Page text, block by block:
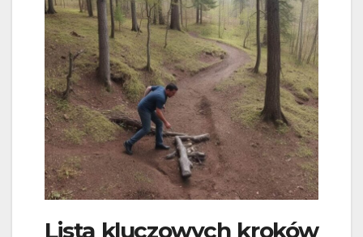
Lista kluczowych kroków